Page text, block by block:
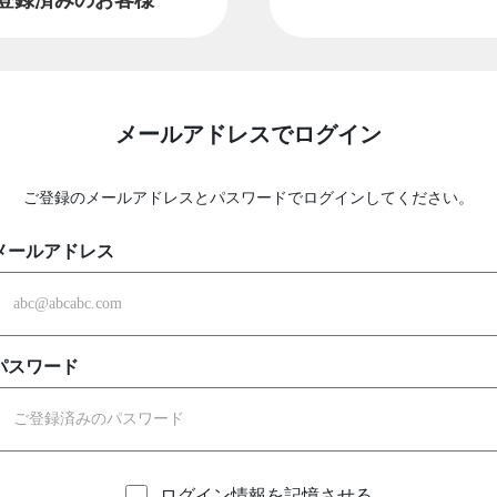
メールアドレスでログイン
ご登録のメールアドレスとパスワードでログインしてください。
ールアドレス
スワード